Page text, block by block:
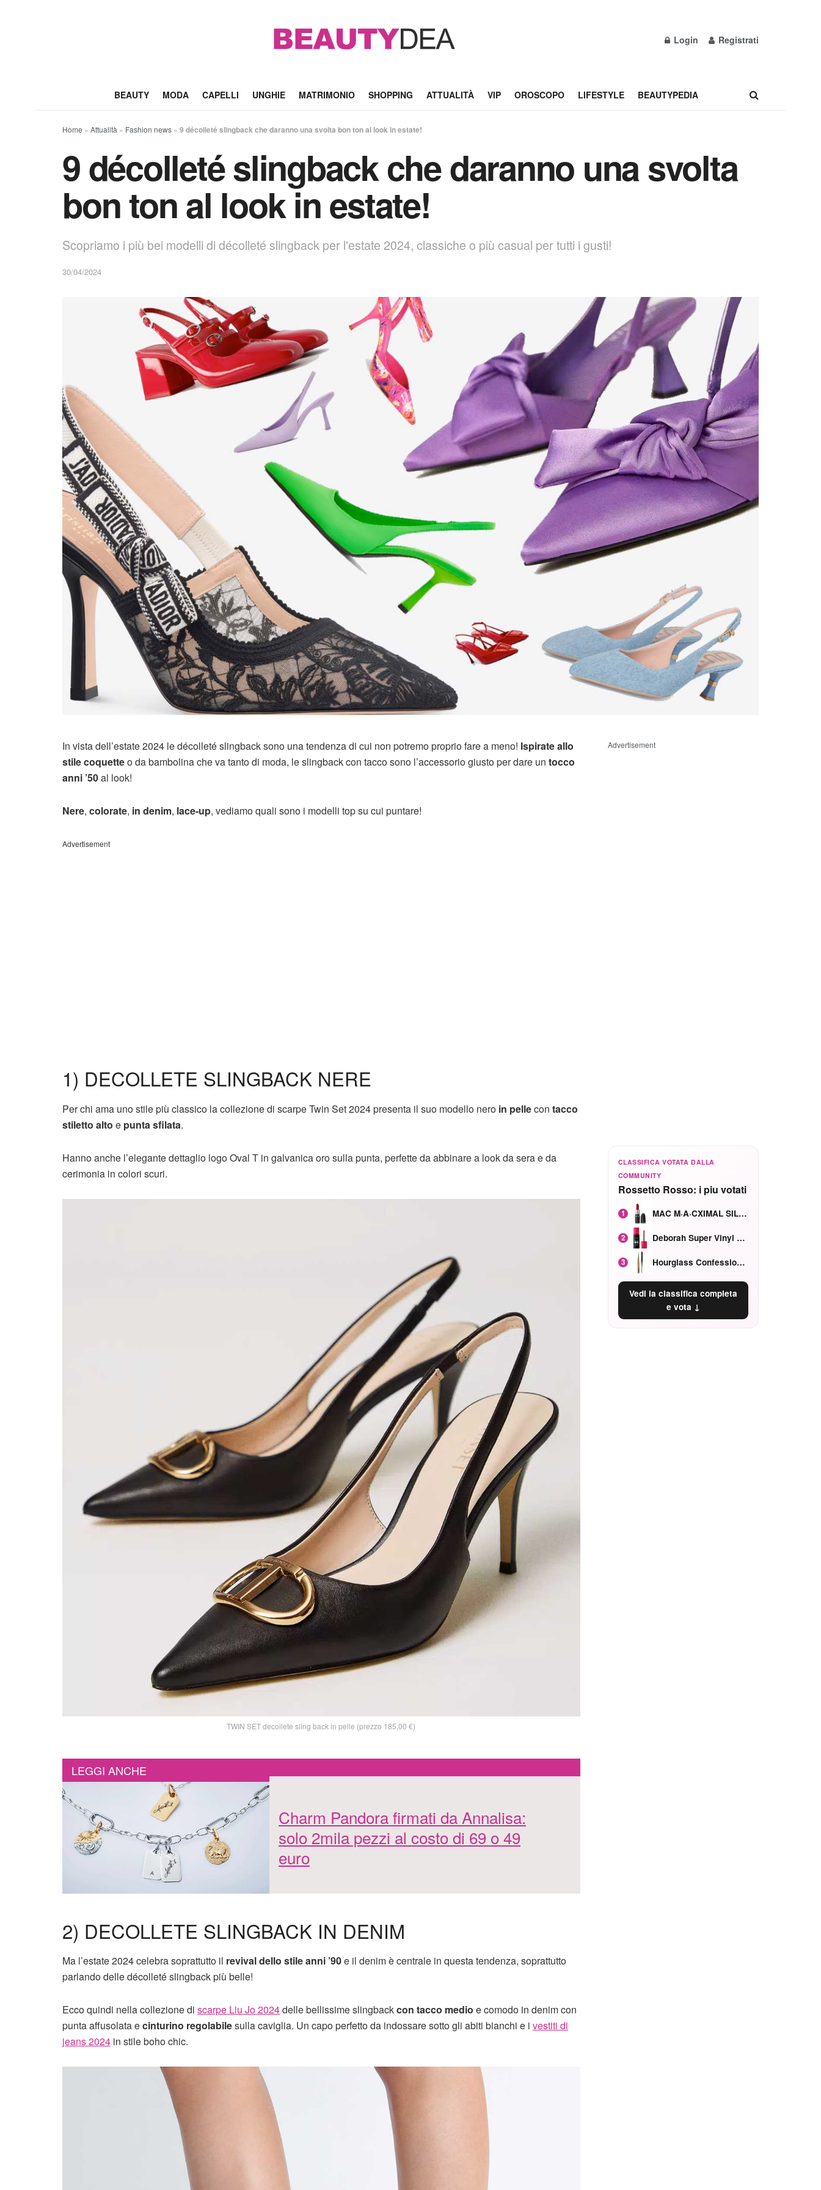
Login Registrati
BEAUTY MODA CAPELLI UNGHIE MATRIMONIO SHOPPING ATTUALITÀ VIP OROSCOPO LIFESTYLE BEAUTYPEDIA
Home » Attualità » Fashion news » 9 décolleté slingback che daranno una svolta bon ton al look in estate!
9 décolleté slingback che daranno una svolta
bon ton al look in estate!
Scopriamo i più bei modelli di décolleté slingback per l'estate 2024, classiche o più casual per tutti i gusti!
30/04/2024
In vista dell’estate 2024 le décolleté slingback sono una tendenza di cui non potremo proprio fare a meno! Ispirate allo
stile coquetteo da bambolina che va tanto di moda, le slingback con tacco sono l’accessorio giusto per dare un tocco
anni ’50al look!
Nere, colorate, in denim, lace-up, vediamo quali sono i modelli top su cui puntare!
Advertisement
1) DECOLLETE SLINGBACK NERE
Per chi ama uno stile più classico la collezione di scarpe Twin Set 2024 presenta il suo modello nero in pellecon tacco
stiletto alto e punta sfilata.
Hanno anche l’elegante dettaglio logo Oval T in galvanica oro sulla punta, perfette da abbinare a look da sera e da
cerimonia in colori scuri.
TWIN SET decollete sling back in pelle (prezzo 185,00 €)
LEGGI ANCHE
Charm Pandora firmati da Annalisa:
solo 2mila pezzi al costo di 69 o 49
euro
2) DECOLLETE SLINGBACK IN DENIM
Ma l’estate 2024 celebra soprattutto il revival dello stile anni ’90e il denim è centrale in questa tendenza, soprattutto
parlando delle décolleté slingback più belle!
Ecco quindi nella collezione di scarpe Liu Jo 2024delle bellissime slingbackcon tacco medio e comodo in denim con
punta affusolata ecinturino regolabilesulla caviglia. Un capo perfetto da indossare sotto gli abiti bianchi e i vestiti di
jeans 2024 in stile boho chic.
Advertisement
CLASSIFICA VOTATA DALLA
COMMUNITY
Rossetto Rosso: i piu votati
1 MAC M·A·CXIMAL SILKY MATTE Red Rock mat
2 Deborah Super Vinyl Shake Rosa Ciliegia
3 Hourglass Confession Ricaricabile Ultra Preciso Ad Alta Intensità Secretly Classic Red
Vedi la classifica completa
e vota ↓